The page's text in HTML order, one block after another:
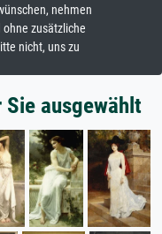
nehmen
zusätzliche
nicht, uns zu
ausgewählt